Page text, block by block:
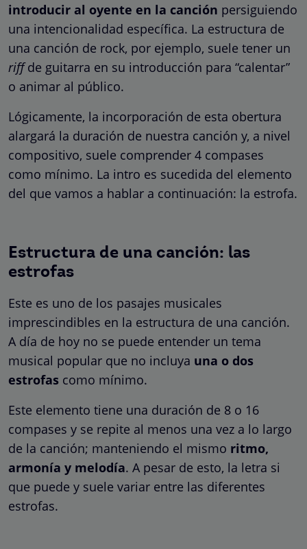
introducir al oyente en la canción persiguiendo
una intencionalidad específica. La estructura de
una canción de rock, por ejemplo, suele tener un
riffde guitarra en su introducción para “calentar”
o animar al público.
Lógicamente, la incorporación de esta obertura
alargará la duración de nuestra canción y, a nivel
compositivo, suele comprender 4 compases
como mínimo. La intro es sucedida del elemento
del que vamos a hablar a continuación: la estrofa.
Estructura de una canción: las
estrofas
Este es uno de los pasajes musicales
imprescindibles en la estructura de una canción.
A día de hoy no se puede entender un tema
musical popular que no incluya una o dos
estrofas como mínimo.
Este elemento tiene una duración de 8 o 16
compases y se repite al menos una vez a lo largo
de la canción; manteniendo el mismo ritmo,
armonía y melodía. A pesar de esto, la letra si
que puede y suele variar entre las diferentes
estrofas.